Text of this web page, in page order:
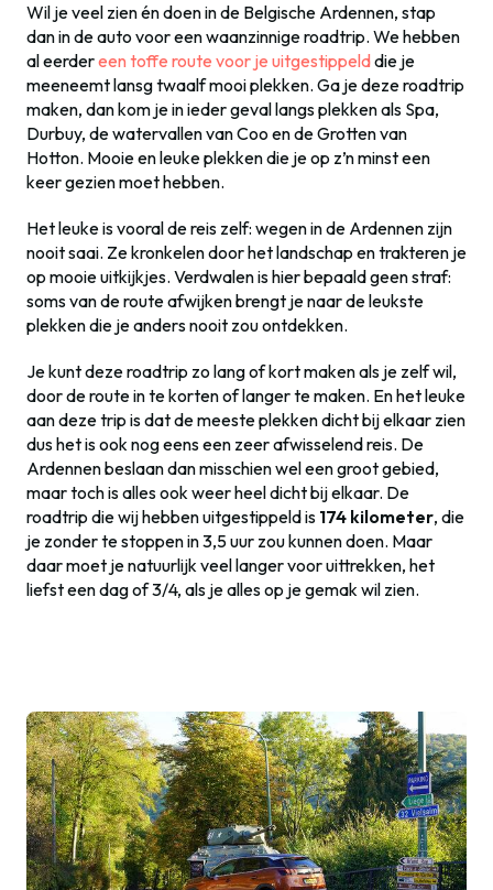
Wil je veel zien én doen in de Belgische Ardennen, stap
dan in de auto voor een waanzinnige roadtrip. We hebben
al eerdereen toffe route voor je uitgestippelddie je
meeneemt lansg twaalf mooi plekken. Ga je deze roadtrip
maken, dan kom je in ieder geval langs plekken als Spa,
Durbuy, de watervallen van Coo en de Grotten van
Hotton. Mooie en leuke plekken die je op z’n minst een
keer gezien moet hebben.
Het leuke is vooral de reis zelf: wegen in de Ardennen zijn
nooit saai. Ze kronkelen door het landschap en trakteren je
op mooie uitkijkjes. Verdwalen is hier bepaald geen straf:
soms van de route afwijken brengt je naar de leukste
plekken die je anders nooit zou ontdekken.
Je kunt deze roadtrip zo lang of kort maken als je zelf wil,
door de route in te korten of langer te maken. En het leuke
aan deze trip is dat de meeste plekken dicht bij elkaar zien
dus het is ook nog eens een zeer afwisselend reis. De
Ardennen beslaan dan misschien wel een groot gebied,
maar toch is alles ook weer heel dicht bij elkaar. De
roadtrip die wij hebben uitgestippeld is 174 kilometer, die
je zonder te stoppen in 3,5 uur zou kunnen doen. Maar
daar moet je natuurlijk veel langer voor uittrekken, het
liefst een dag of 3/4, als je alles op je gemak wil zien.